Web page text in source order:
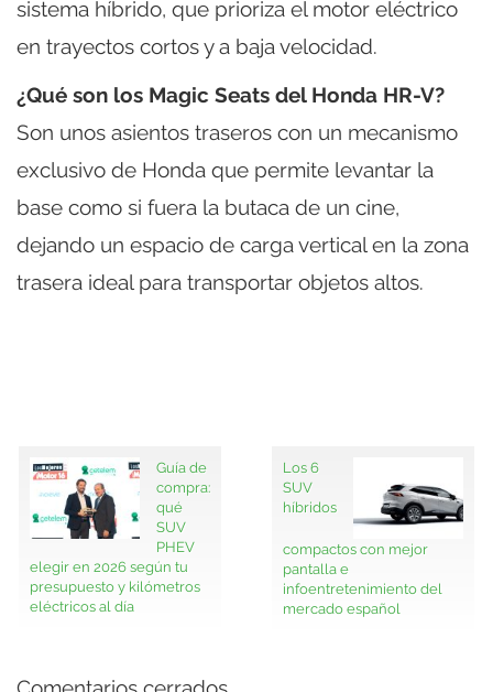
sistema híbrido, que prioriza el motor eléctrico
en trayectos cortos y a baja velocidad.
¿Qué son los Magic Seats del Honda HR-V?
Son unos asientos traseros con un mecanismo
exclusivo de Honda que permite levantar la
base como si fuera la butaca de un cine,
dejando un espacio de carga vertical en la zona
trasera ideal para transportar objetos altos.
Guía de
compra:
qué
SUV
PHEV
elegir en 2026 según tu
presupuesto y kilómetros
eléctricos al día
Los 6
SUV
híbridos
compactos con mejor
pantalla e
infoentretenimiento del
mercado español